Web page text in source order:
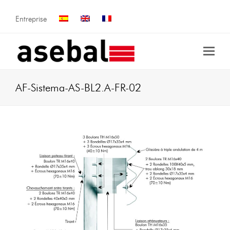
Entreprise
AF-Sistema-AS-BL2.A-FR-02